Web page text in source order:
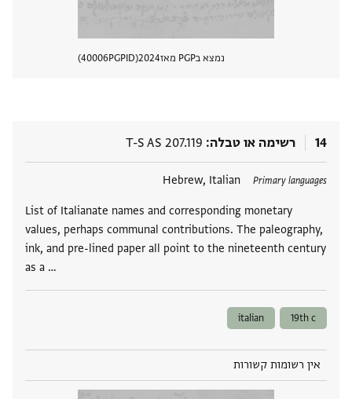
נמצא בPGP מאז 2024
PGPID
40006
14 רשימה או טבלה T-S AS 207.119
Primary languages
Hebrew, Italian
List of Italianate names and corresponding monetary
values, perhaps communal contributions. The paleography,
ink, and pre-lined paper all point to the nineteenth century
as a …
תגים
19th c
italian
אין רשומות קשורות